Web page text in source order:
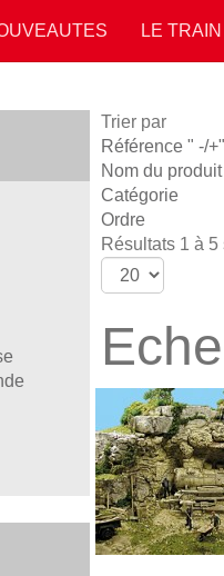
LE TRAIN
Trier par
Référence " -/+"
Nom du produit
Catégorie
Ordre
Résultats 1 à 5